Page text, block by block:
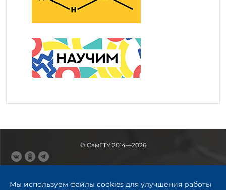
Мы используем файлы cookies для улучшения работы
© СамГТУ 2014—2026
443100, Самара
Ул. Молодогвардейская, 244,